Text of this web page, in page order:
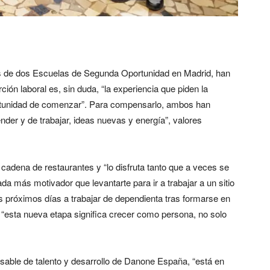
dos Escuelas de Segunda Oportunidad en Madrid, han
laboral es, sin duda, “la experiencia que piden la
de comenzar”. Para compensarlo, ambos han
y de trabajar, ideas nuevas y energía”, valores
de restaurantes y “lo disfruta tanto que a veces se
más motivador que levantarte para ir a trabajar a un sitio
días a trabajar de dependienta tras formarse en
nueva etapa significa crecer como persona, no solo
de talento y desarrollo de Danone España, “está en